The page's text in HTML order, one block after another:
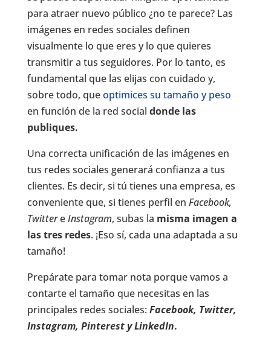
para atraer nuevo público ¿no te parece? Las
imágenes en redes sociales definen
visualmente lo que eres y lo que quieres
transmitir a tus seguidores. Por lo tanto, es
fundamental que las elijas con cuidado y,
sobre todo, queoptimices su tamaño y peso
en función de la red social donde las
publiques.
Una correcta unificación de las imágenes en
tus redes sociales generará confianza a tus
clientes. Es decir, si tú tienes una empresa, es
conveniente que, si tienes perfil en Facebook,
TwittereInstagram, subas la misma imagen a
las tres redes. ¡Eso sí, cada una adaptada a su
tamaño!
Prepárate para tomar nota porque vamos a
contarte el tamaño que necesitas en las
principales redes sociales: Facebook, Twitter,
Instagram, Pinterest y LinkedIn.